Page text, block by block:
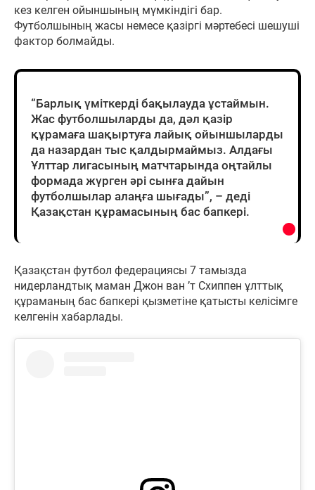
кез келген ойыншының мүмкіндігі бар.
Футболшының жасы немесе қазіргі мәртебесі шешуші
фактор болмайды.
“Барлық үміткерді бақылауда ұстаймын.
Жас футболшыларды да, дәл қазір
құрамаға шақыртуға лайық ойыншыларды
да назардан тыс қалдырмаймыз. Алдағы
Ұлттар лигасының матчтарында оңтайлы
формада жүрген әрі сынға дайын
футболшылар алаңға шығады”, – деді
Қазақстан құрамасының бас бапкері.
Қазақстан футбол федерациясы 7 тамызда
нидерландтық маман Джон ван ’т Схиппен ұлттық
құраманың бас бапкері қызметіне қатысты келісімге
келгенін хабарлады.